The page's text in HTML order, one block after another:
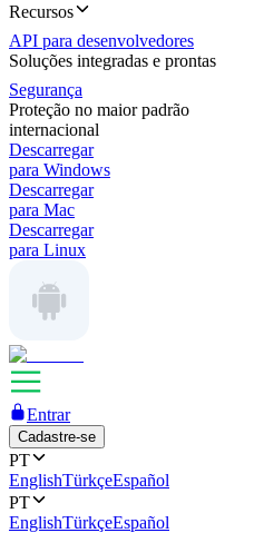
Recursos
API para desenvolvedores
Soluções integradas e prontas
Segurança
Proteção no maior padrão
internacional
Descarregar
para Windows
Descarregar
para Mac
Descarregar
para Linux
Entrar
Cadastre-se
PT
EnglishTürkçeEspañol
PT
EnglishTürkçeEspañol